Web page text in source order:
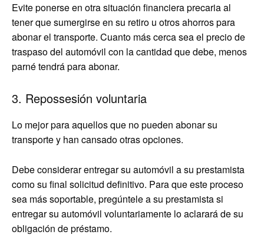
Evite ponerse en otra situación financiera precaria al
tener que sumergirse en su retiro u otros ahorros para
abonar el transporte. Cuanto más cerca sea el precio de
traspaso del automóvil con la cantidad que debe, menos
parné tendrá para abonar.
3. Repossesión voluntaria
Lo mejor para aquellos que no pueden abonar su
transporte y han cansado otras opciones.
Debe considerar entregar su automóvil a su prestamista
como su final solicitud definitivo. Para que este proceso
sea más soportable, pregúntele a su prestamista si
entregar su automóvil voluntariamente lo aclarará de su
obligación de préstamo.